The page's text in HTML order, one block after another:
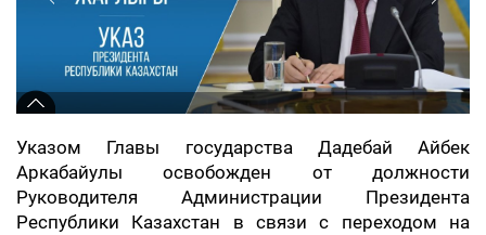
Указом Главы государства Дадебай Айбек
Аркабайулы освобожден от должности
Руководителя Администрации Президента
Республики Казахстан в связи с переходом на